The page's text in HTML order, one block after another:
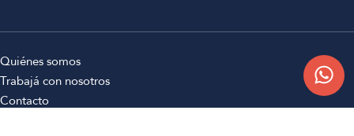
Quiénes somos
Trabajá con nosotros
Contacto